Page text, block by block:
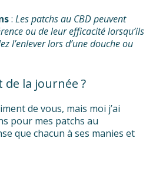
: Les patchs au CBD peuvent
ou de leur efficacité lorsqu’ils
l’enlever lors d’une douche ou
la journée ?
de vous, mais moi j’ai
pour mes patchs au
que chacun à ses manies et